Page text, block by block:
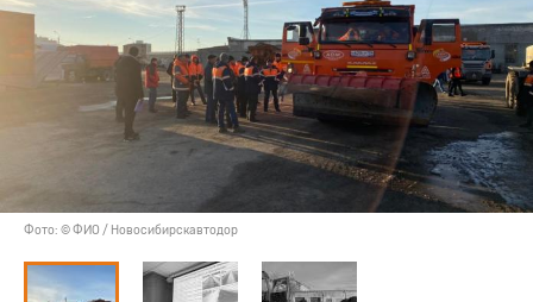
Фото: © ФИО / Новосибирскавтодор